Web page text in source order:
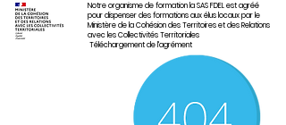
Notre organisme de formation la SAS FDEL est agréé
pour dispenser des formations aux élus locaux par le
Ministère de la Cohésion des Territoires et des Relations
avec les Collectivités Territoriales
Téléchargement de l'agrément